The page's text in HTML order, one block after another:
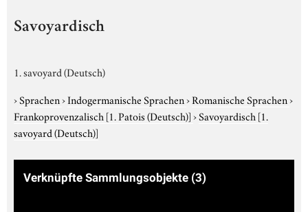
Savoyardisch
1. savoyard (Deutsch)
›Sprachen›Indogermanische Sprachen›Romanische Sprachen›
Frankoprovenzalisch [1. Patois (Deutsch)]›Savoyardisch [1.
savoyard (Deutsch)]
Verknüpfte Sammlungsobjekte (3)